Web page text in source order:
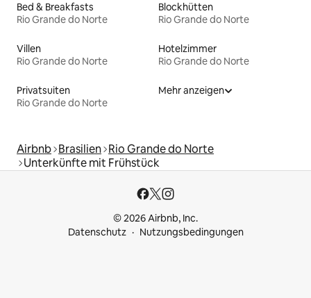
Bed & Breakfasts
Rio Grande do Norte
Blockhütten
Rio Grande do Norte
Villen
Rio Grande do Norte
Hotelzimmer
Rio Grande do Norte
Privatsuiten
Rio Grande do Norte
Mehr anzeigen
Airbnb Brasilien Rio Grande do Norte
Unterkünfte mit Frühstück
© 2026 Airbnb, Inc.
Datenschutz
Nutzungsbedingungen